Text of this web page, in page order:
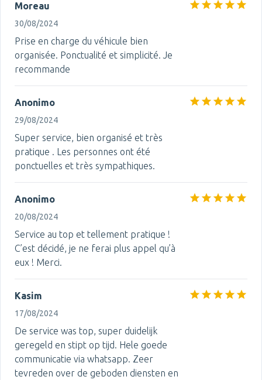
Moreau
30/08/2024
Prise en charge du véhicule bien
organisée. Ponctualité et simplicité. Je
recommande
Anonimo
29/08/2024
Super service, bien organisé et très
pratique . Les personnes ont été
ponctuelles et très sympathiques.
Anonimo
20/08/2024
Service au top et tellement pratique !
C’est décidé, je ne ferai plus appel qu’à
eux ! Merci.
Kasim
17/08/2024
De service was top, super duidelijk
geregeld en stipt op tijd. Hele goede
communicatie via whatsapp. Zeer
tevreden over de geboden diensten en